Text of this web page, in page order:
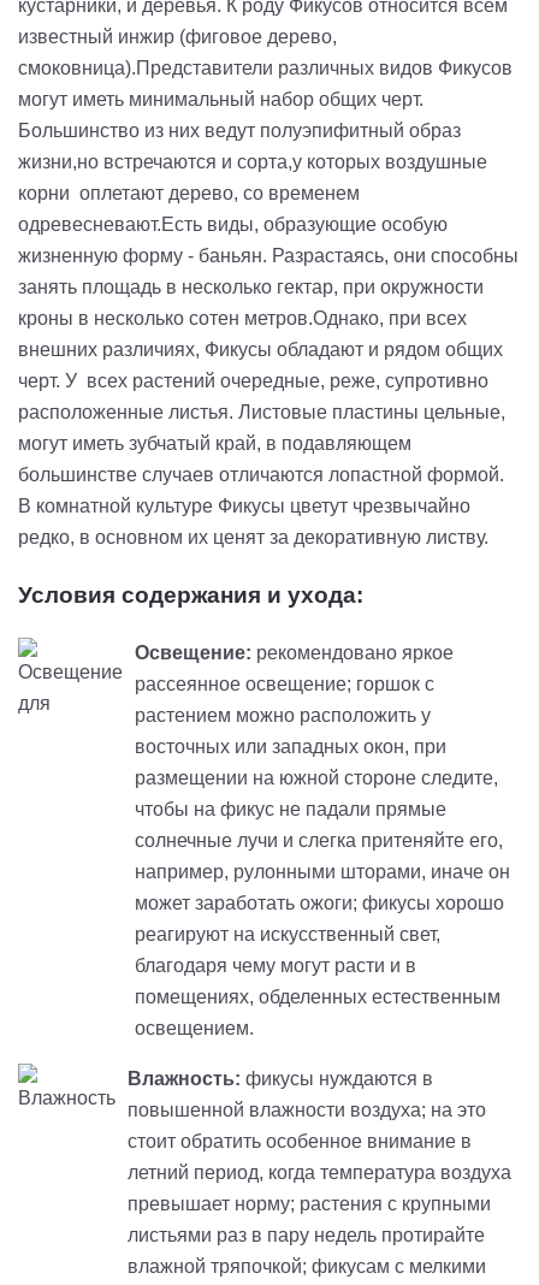
кустарники, и деревья. К роду Фикусов относится всем
известный инжир (фиговое дерево,
смоковница).Представители различных видов Фикусов
могут иметь минимальный набор общих черт.
Большинство из них ведут полуэпифитный образ
жизни,но встречаются и сорта,у которых воздушные
корни оплетают дерево, со временем
одревесневают.Есть виды, образующие особую
жизненную форму - баньян. Разрастаясь, они способны
занять площадь в несколько гектар, при окружности
кроны в несколько сотен метров.Однако, при всех
внешних различиях, Фикусы обладают и рядом общих
черт. У всех растений очередные, реже, супротивно
расположенные листья. Листовые пластины цельные,
могут иметь зубчатый край, в подавляющем
большинстве случаев отличаются лопастной формой.
В комнатной культуре Фикусы цветут чрезвычайно
редко, в основном их ценят за декоративную листву.
Условия содержания и ухода:
Освещение: рекомендовано яркое
рассеянное освещение; горшок c
растением можно расположить у
восточных или западных окон, при
размещении на южной стороне следите,
чтобы на фикус не падали прямые
солнечные лучи и слегка притеняйте его,
например, рулонными шторами, иначе он
может заработать ожоги; фикусы хорошо
реагируют на искусственный свет,
благодаря чему могут расти и в
помещениях, обделенных естественным
освещением.
Влажность: фикусы нуждаются в
повышенной влажности воздуха; на это
стоит обратить особенное внимание в
летний период, когда температура воздуха
превышает норму; растения с крупными
листьями раз в пару недель протирайте
влажной тряпочкой; фикусам с мелкими